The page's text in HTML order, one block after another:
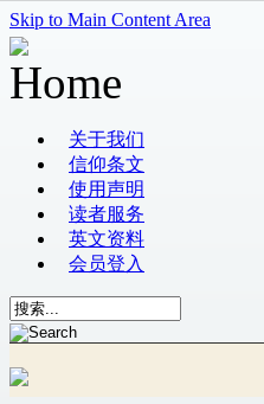
Skip to Main Content Area
关于我们
信仰条文
使用声明
读者服务
英文资料
会员登入